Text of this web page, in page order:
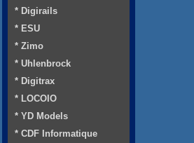
* Digirails
* ESU
* Zimo
* Uhlenbrock
* Digitrax
* LOCOIO
* YD Models
* CDF Informatique